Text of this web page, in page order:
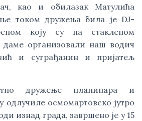
као и обилазак Матулића
током дружења била је DJ-
коју су на стакленом
даме организовали наш водич
и суграђанин и пријатељ
дружење планинара и
одлучиле осмомартовско јутро
изнад града, завршено је у 15